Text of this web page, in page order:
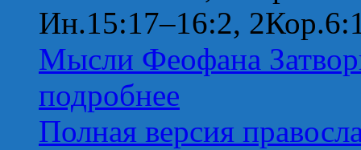
Ин.15:17–16:2,
Мысли Феофана
подробнее
Полная версия